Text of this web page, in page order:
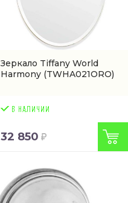
Зеркало Tiffany World
Harmony (TWHA021ORO)
32 850